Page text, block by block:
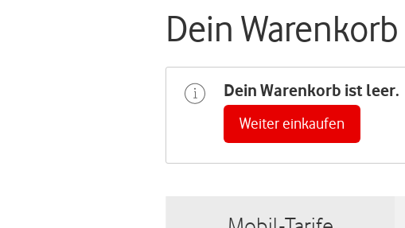
Dein Warenkorb
Dein Warenkorb ist leer.
Weiter einkaufen